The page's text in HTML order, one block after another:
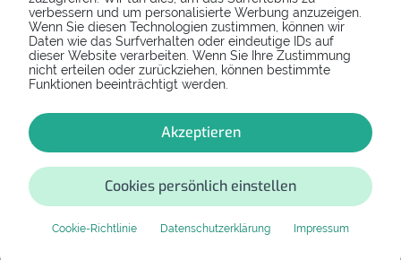
verbessern und um personalisierte Werbung anzuzeigen.
Wenn Sie diesen Technologien zustimmen, können wir
Daten wie das Surfverhalten oder eindeutige IDs auf
dieser Website verarbeiten. Wenn Sie Ihre Zustimmung
nicht erteilen oder zurückziehen, können bestimmte
Funktionen beeinträchtigt werden.
Akzeptieren
Cookies persönlich einstellen
Cookie-Richtlinie Datenschutzerklärung Impressum
Refurbishtes/Neues Samsung Galaxy
A5 (2017)
Falls Dein Samsung Galaxy A5 (2017) zu kaputt
erwirb als Ersatz ein gebrauchtes Modell
derselben Reihe.